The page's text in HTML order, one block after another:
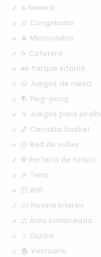
❄️ Nevera
🧊 Congelador
🍵 Microondas
☕ Cafetera
👪 Parque infantil
🎲 Juegos de mesa
🏓 Ping-pong
🎯 Juegos para jardín
🏀 Canasta basket
🏐 Red de volley
⚽ Portería de fútbol
🎾 Tenis
🛜 Wifi
🏊‍♂️ Piscina interior
⛱️ Área sombreada
🚿 Ducha
🏠 Vestuario